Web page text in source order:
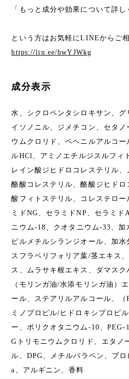
「もっと成分や効果について詳し
という方はお気軽にLINEからご
https://lin.ee/hwYJWkg
成分表示
水、シクロペンタシロキサン、グ
イソノニル、ジメチコン、セタ
ウムクロリド、ベヘニルアルコ
ルHCl、アミノエチルジスルフィ
レイン酸ジヒドロコレステリル、
酪酸コレステリル、酪酸ジヒドロ
酸フィトステリル、コレステロー
ミドNG、セラミドNP、セラミド
ニウム-18、クオタニウム-33、加
ピルメチルシランジオール、加水
スフラベリフォリア葉/茎エキス
ス、ムラサキ根エキス、ダマスク
（モリンガ油/水添モリンガ油）
ール、ステアリルアルコール、（
ミノプロピル/ヒドロキシプロピ
ー、ポリクオタニウム-10、PEG-
Gトリモニウムクロリド、エタノ
ル、DPG、メチルパラベン、プ
a、アルギニン、香料